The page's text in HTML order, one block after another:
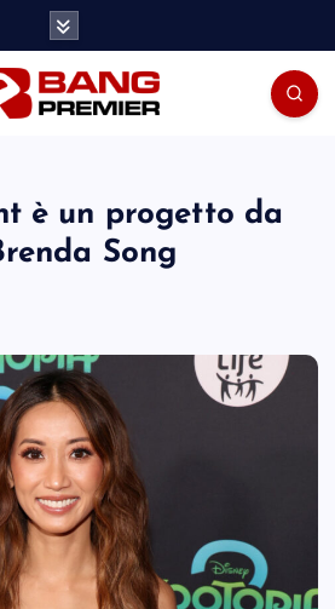
è un progetto da
Song